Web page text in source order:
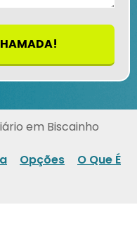
em Biscainho
Opções
O Que É